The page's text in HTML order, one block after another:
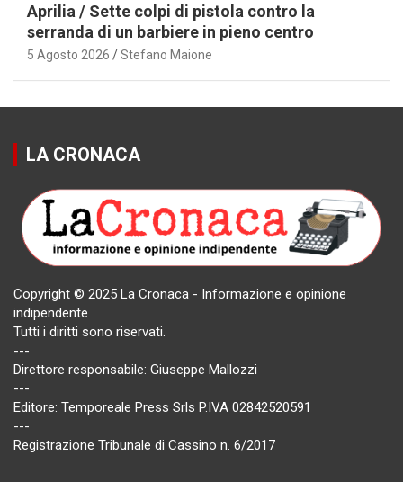
Aprilia / Sette colpi di pistola contro la
serranda di un barbiere in pieno centro
5 Agosto 2026 Stefano Maione
LA CRONACA
Copyright © 2025 La Cronaca - Informazione e opinione
indipendente
Tutti i diritti sono riservati.
---
Direttore responsabile: Giuseppe Mallozzi
---
Editore: Temporeale Press Srls P.IVA 02842520591
---
Registrazione Tribunale di Cassino n. 6/2017